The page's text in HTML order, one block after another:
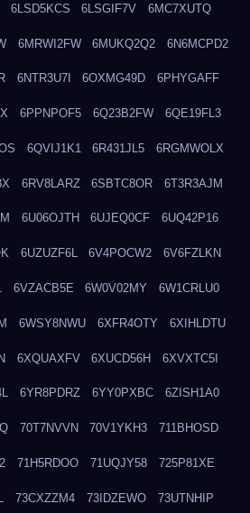
6LSD5KCS 6LSGIF7V 6MC7XUTQ
6MRWI2FW 6MUKQ2Q2 6N6MCPD2
6NTR3U7I 6OXMG49D 6PHYGAFF
6PPNPOF5 6Q23B2FW 6QE19FL3
6QVIJ1K1 6R431JL5 6RGMWOLX
6RV8LARZ 6SBTC8OR 6T3R3AJM
6U06OJTH 6UJEQ0CF 6UQ42P16
6UZUZF6L 6V4POCW2 6V6FZLKN
6VZACB5E 6W0V02MY 6W1CRLU0
6WSY8NWU 6XFR4OTY 6XIHLDTU
6XQUAXFV 6XUCD56H 6XVXTC5I
6YR8PDRZ 6YY0PXBC 6ZISH1A0
70T7NVVN 70V1YKH3 711BHOSD
71H5RDOO 71UQJY58 725P81XE
73CXZZM4 73IDZEWO 73UTNHIP